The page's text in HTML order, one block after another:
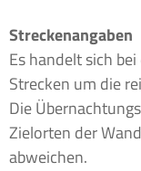
Streckenangaben
Es handelt sich
Strecken um die
Die
Zielorten der
abweichen.